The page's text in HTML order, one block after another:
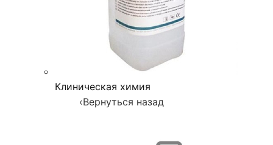
Клиническая химия
‹Вернуться назад